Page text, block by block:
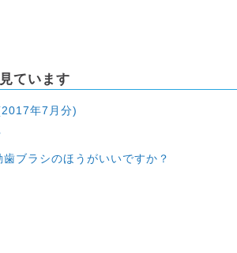
ています
年7月分)
ブラシのほうがいいですか？